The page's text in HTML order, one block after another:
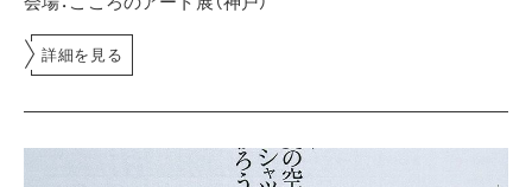
詳細を見る